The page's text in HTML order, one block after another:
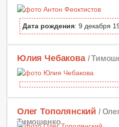
Дата рождения: 9 декабря
Юлия Чебакова /
Олег Тополянский /
Тимошенко